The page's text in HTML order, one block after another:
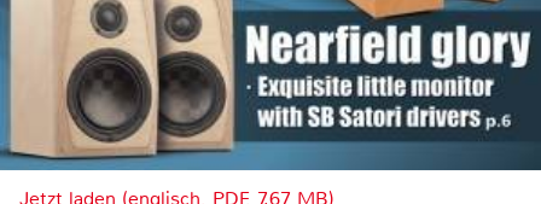
Jetzt laden (englisch, PDF, 7.67 MB)